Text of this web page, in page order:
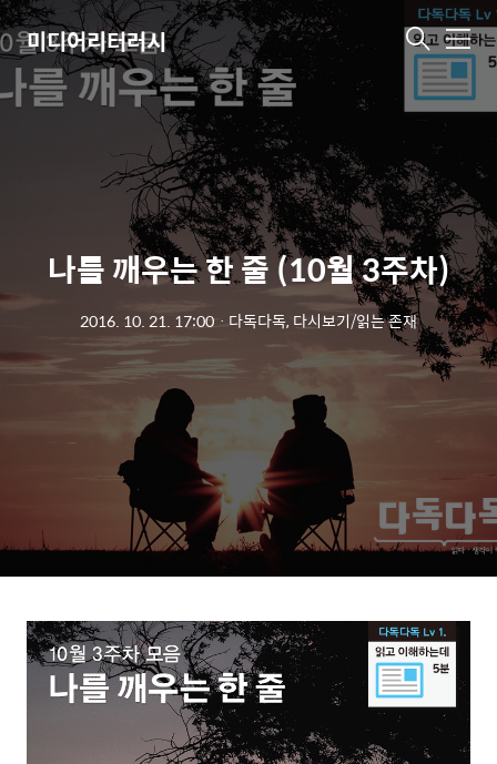
미디어리터러시 메
뉴
나를 깨우는 한 줄 (10월 3주차)
2016. 10. 21. 17:00 ㆍ 다독다독, 다시보기/읽는 존재